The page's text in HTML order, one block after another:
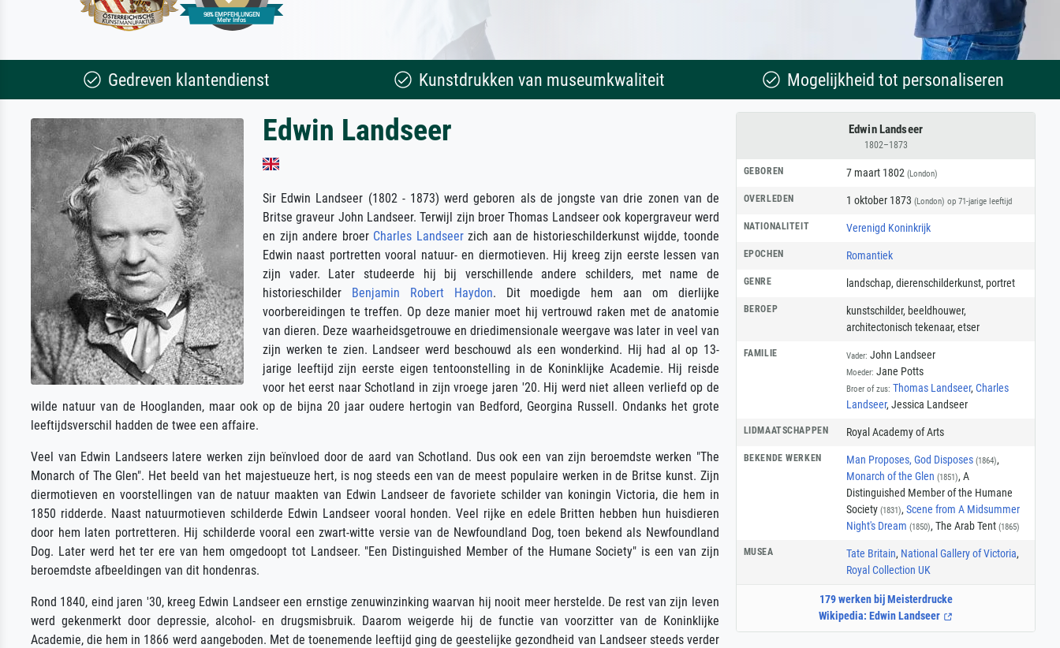
Gedreven klantendienst Kunstdrukken van museumkwaliteit Mogelijkheid tot personaliseren
Edwin Landseer
1802–1873
GEBOREN 7 maart 1802 (London)
OVERLEDEN 1 oktober 1873 (London) op 71-jarige leeftijd
NATIONALITEIT Verenigd Koninkrijk
EPOCHEN Romantiek
GENRE landschap, dierenschilderkunst, portret
BEROEP kunstschilder, beeldhouwer,
architectonisch tekenaar, etser
FAMILIE Vader: John Landseer
Moeder: Jane Potts
Broer of zus: Thomas Landseer, Charles
Landseer, Jessica Landseer
LIDMAATSCHAPPEN Royal Academy of Arts
BEKENDE WERKEN Man Proposes, God Disposes (1864),
Monarch of the Glen (1851), A
Distinguished Member of the Humane
Society (1831), Scene from A Midsummer
Night's Dream (1850), The Arab Tent (1865)
MUSEA Tate Britain, National Gallery of Victoria,
Royal Collection UK
179 werken bij Meisterdrucke
Wikipedia: Edwin Landseer
Edwin Landseer
Sir Edwin Landseer (1802 - 1873) werd geboren als de jongste van drie zonen van de
Britse graveur John Landseer. Terwijl zijn broer Thomas Landseer ook kopergraveur werd
en zijn andere broer Charles Landseerzich aan de historieschilderkunst wijdde, toonde
Edwin naast portretten vooral natuur- en diermotieven. Hij kreeg zijn eerste lessen van
zijn vader. Later studeerde hij bij verschillende andere schilders, met name de
historieschilder Benjamin Robert Haydon. Dit moedigde hem aan om dierlijke
voorbereidingen te treffen. Op deze manier moet hij vertrouwd raken met de anatomie
van dieren. Deze waarheidsgetrouwe en driedimensionale weergave was later in veel van
zijn werken te zien. Landseer werd beschouwd als een wonderkind. Hij had al op 13-
jarige leeftijd zijn eerste eigen tentoonstelling in de Koninklijke Academie. Hij reisde
voor het eerst naar Schotland in zijn vroege jaren '20. Hij werd niet alleen verliefd op de
wilde natuur van de Hooglanden, maar ook op de bijna 20 jaar oudere hertogin van Bedford, Georgina Russell. Ondanks het grote
leeftijdsverschil hadden de twee een affaire.
Veel van Edwin Landseers latere werken zijn beïnvloed door de aard van Schotland. Dus ook een van zijn beroemdste werken "The
Monarch of The Glen". Het beeld van het majestueuze hert, is nog steeds een van de meest populaire werken in de Britse kunst. Zijn
diermotieven en voorstellingen van de natuur maakten van Edwin Landseer de favoriete schilder van koningin Victoria, die hem in
1850 ridderde. Naast natuurmotieven schilderde Edwin Landseer vooral honden. Veel rijke en edele Britten hebben hun huisdieren
door hem laten portretteren. Hij schilderde vooral een zwart-witte versie van de Newfoundland Dog, toen bekend als Newfoundland
Dog. Later werd het ter ere van hem omgedoopt tot Landseer. "Een Distinguished Member of the Humane Society" is een van zijn
beroemdste afbeeldingen van dit hondenras.
Rond 1840, eind jaren '30, kreeg Edwin Landseer een ernstige zenuwinzinking waarvan hij nooit meer herstelde. De rest van zijn leven
werd gekenmerkt door depressie, alcohol- en drugsmisbruik. Daarom weigerde hij de functie van voorzitter van de Koninklijke
Academie, die hem in 1866 werd aangeboden. Met de toenemende leeftijd ging de geestelijke gezondheid van Landseer steeds verder